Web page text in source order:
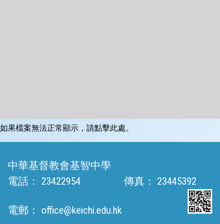
如果檔案無法正常顯示，請點擊此處。
中華基督教會基智中學
電話：
23422954 傳真： 23445392
電郵： office@keichi.edu.hk